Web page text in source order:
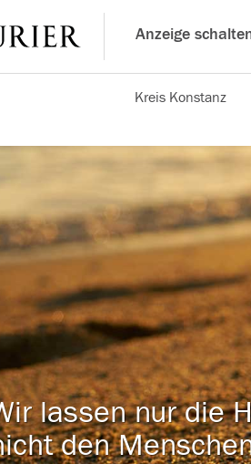
Anzeige
Kreis Konstanz
lassen nur die
den